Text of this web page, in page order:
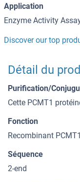
Application
Enzyme Activity
Discover our top
Détail du
Purification/
Cette PCMT1
Fonction
Recombinant
Séquence
2-end